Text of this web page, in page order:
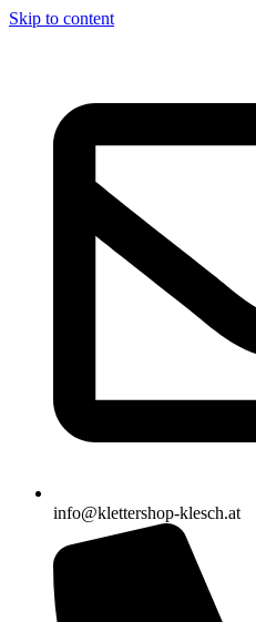
Skip to content
info@klettershop-klesch.at